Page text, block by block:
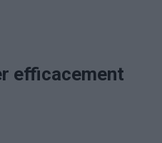
efficacement